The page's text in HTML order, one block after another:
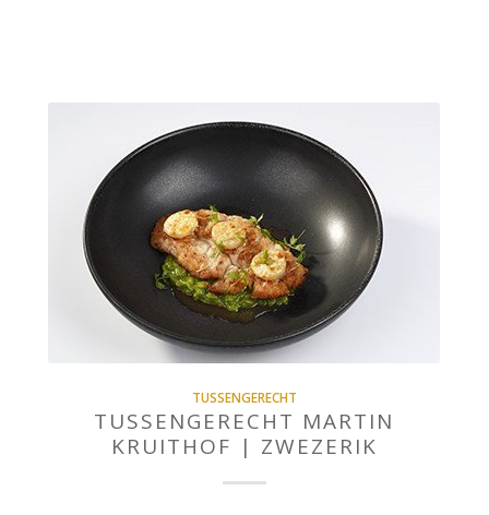
TUSSENGERECHT
TUSSENGERECHT MARTIN
KRUITHOF | ZWEZERIK